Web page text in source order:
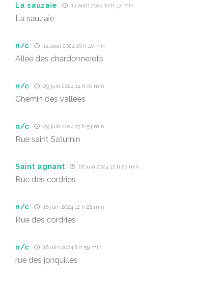
La sauzaie 14 août 2024 10 h 47 min
La sauzaie
n/c 14 août 2024 10 h 46 min
Allée des chardonnerets
n/c 29 juin 2024 14 h 01 min
Chemin des vallees
n/c 29 juin 2024 13 h 54 min
Rue saint Saturnin
Saint agnant 18 juin 2024 12 h 23 min
Rue des cordries
n/c 18 juin 2024 12 h 22 min
Rue des cordries
n/c 18 juin 2024 8 h 59 min
rue des jonquilles